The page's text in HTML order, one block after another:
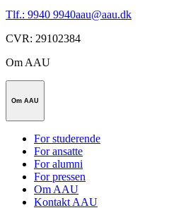
Tlf.: 9940 9940aau@aau.dk
CVR: 29102384
Om AAU
Om AAU
For studerende
For ansatte
For alumni
For pressen
Om AAU
Kontakt AAU